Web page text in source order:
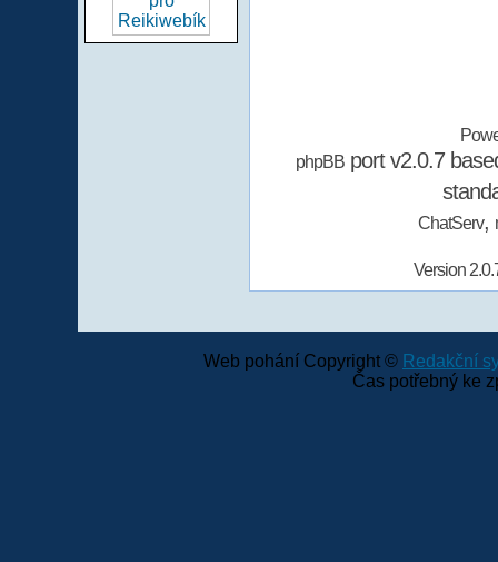
phpBBport v2.0.7
ChatServ,
Version
Web pohání Copyright © Redakční
Čas potřebný ke